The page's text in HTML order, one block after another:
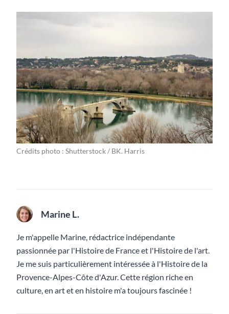
Crédits photo : Shutterstock / BK. Harris
Marine L.
Je m'appelle Marine, rédactrice indépendante
passionnée par l'Histoire de France et l'Histoire de l'art.
Je me suis particulièrement intéressée à l'Histoire de la
Provence-Alpes-Côte d'Azur. Cette région riche en
culture, en art et en histoire m'a toujours fascinée !